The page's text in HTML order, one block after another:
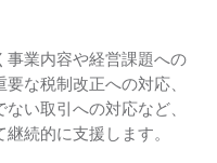
事業内容や経営課題への
な税制改正への対応、
い取引への対応など、
続的に支援します。